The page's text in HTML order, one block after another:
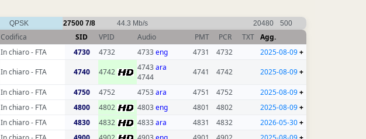
QPSK 27500 7/8 44.3 Mb/s 20480 500
Codifica SID VPID Audio PMT PCR TXT Agg.
In chiaro - FTA 4730 4732 4733eng 4731 4732 2025-08-09+
In chiaro - FTA 4740 4742 4743ara
4744
4741 4742 2025-08-09+
In chiaro - FTA 4750 4752 4753ara 4751 4752 2025-08-09+
In chiaro - FTA 4800 4802 4803eng 4801 4802 2025-08-09+
In chiaro - FTA 4830 4832 4833ara 4831 4832 2026-05-30+